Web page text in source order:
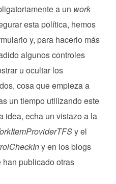
a un work
esta política, hemos
y, para hacerlo más
algunos controles
u ocultar los
cosa que empieza a
un tiempo utilizando este
idea, echa un vistazo a la
y el
y en los blogs
publicado otras